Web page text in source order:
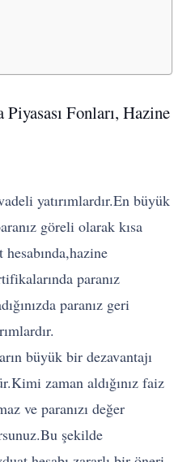
Piyasası Fonları, Hazine
yatırımlardır.En büyük
göreli olarak kısa
paranız
paranız geri
büyük bir dezavantajı
zaman aldığınız faiz
ve paranızı değer
şekilde